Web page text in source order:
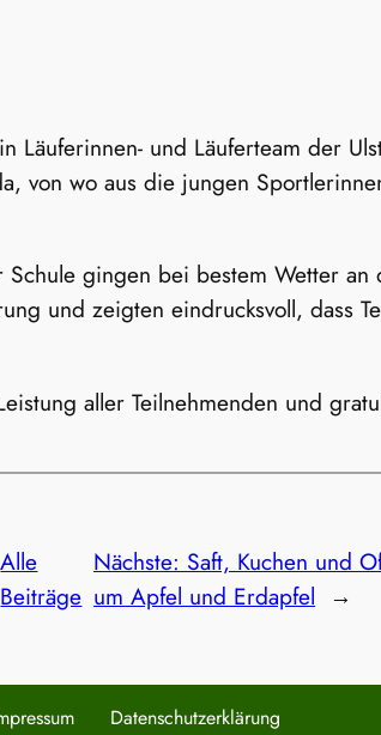
Läuferinnen- und Läuferteam der
von wo aus die jungen
gingen bei bestem Wetter
und zeigten eindrucksvoll, dass
aller Teilnehmenden und
Alle
Beiträge
Nächste: Saft, Kuchen und
um Apfel und Erdapfel →
Datenschutzerklärung